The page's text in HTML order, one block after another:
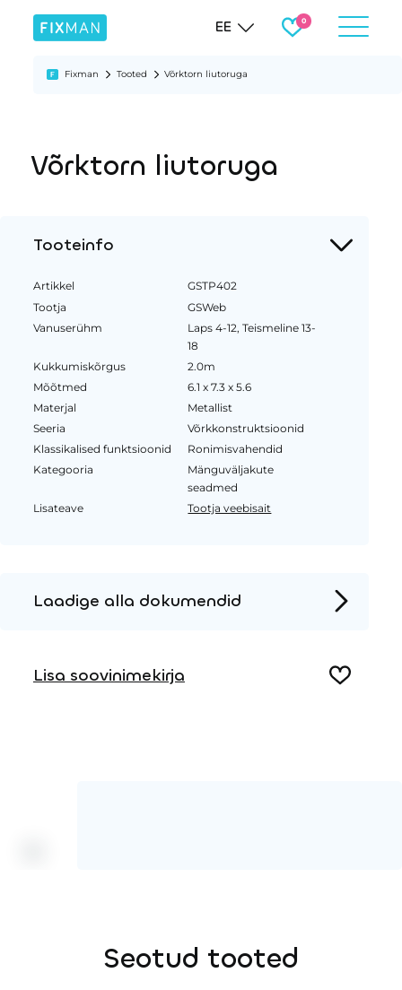
EE
Fixman Tooted Võrktorn liutoruga
Võrktorn liutoruga
Tooteinfo
Artikkel
GSTP402
Tootja
GSWeb
Vanuserühm
Laps 4-12, Teismeline 13-
18
Kukkumiskõrgus
2.0m
Mõõtmed
6.1 x 7.3 x 5.6
Materjal
Metallist
Seeria
Võrkkonstruktsioonid
Klassikalised funktsioonid
Ronimisvahendid
Kategooria
Mänguväljakute
seadmed
Lisateave
Tootja veebisait
Laadige alla dokumendid
Lisa soovinimekirja
Seotud tooted